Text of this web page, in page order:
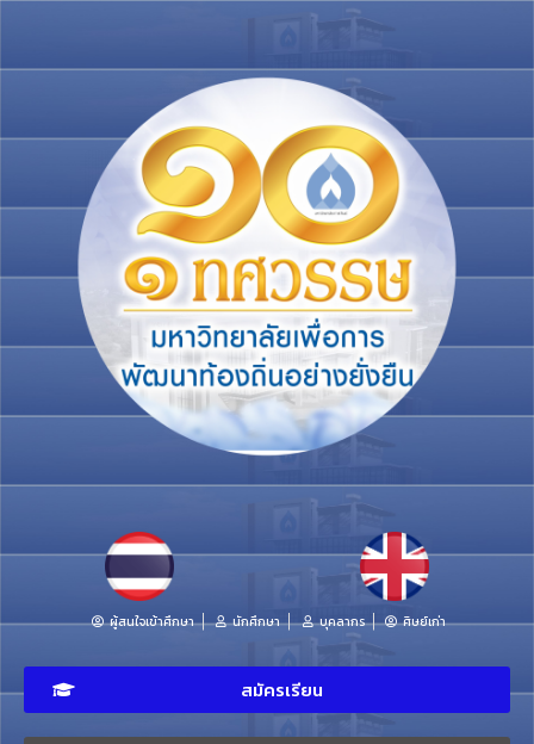
ผู้สนใจเข้าศึกษา นักศึกษา บุคลากร ศิษย์เก่า
สมัครเรียน